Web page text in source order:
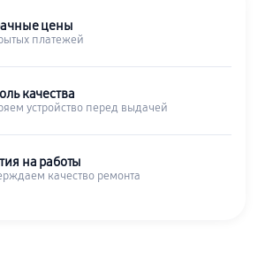
цены
платежей
качества
устройство перед выдачей
на работы
качество ремонта